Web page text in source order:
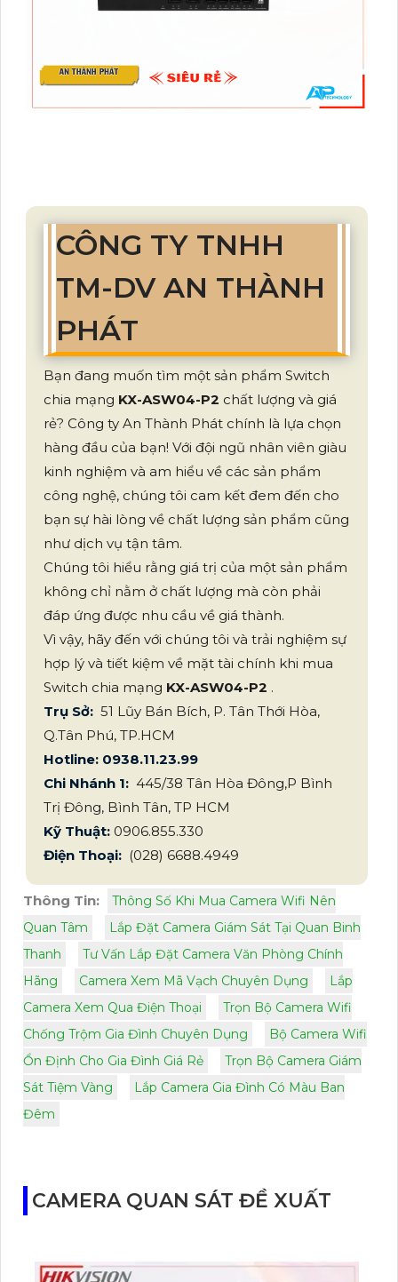
CÔNG TY TNHH
TM-DV AN THÀNH
PHÁT
Bạn đang muốn tìm một sản phẩm Switch
chia mạng KX-ASW04-P2 chất lượng và giá
rẻ? Công ty An Thành Phát chính là lựa chọn
hàng đầu của bạn! Với đội ngũ nhân viên giàu
kinh nghiệm và am hiểu về các sản phẩm
công nghệ, chúng tôi cam kết đem đến cho
bạn sự hài lòng về chất lượng sản phẩm cũng
như dịch vụ tận tâm.
Chúng tôi hiểu rằng giá trị của một sản phẩm
không chỉ nằm ở chất lượng mà còn phải
đáp ứng được nhu cầu về giá thành.
Vì vậy, hãy đến với chúng tôi và trải nghiệm sự
hợp lý và tiết kiệm về mặt tài chính khi mua
Switch chia mạng KX-ASW04-P2 .
Trụ Sở: 51 Lũy Bán Bích, P. Tân Thới Hòa,
Q.Tân Phú, TP.HCM
Hotline: 0938.11.23.99
Chi Nhánh 1: 445/38 Tân Hòa Đông,P Bình
Trị Đông, Bình Tân, TP HCM
Kỹ Thuật: 0906.855.330
Điện Thoại: (028) 6688.4949
Thông Tin:
Thông Số Khi Mua Camera Wifi Nên
Quan Tâm
Lắp Đặt Camera Giám Sát Tại Quan Binh
Thanh
Tư Vấn Lắp Đặt Camera Văn Phòng Chính
Hãng
Camera Xem Mã Vạch Chuyên Dụng
Lắp
Camera Xem Qua Điện Thoại
Trọn Bộ Camera Wifi
Chống Trộm Gia Đình Chuyên Dụng
Bộ Camera Wifi
Ổn Định Cho Gia Đình Giá Rẻ
Trọn Bộ Camera Giám
Sát Tiệm Vàng
Lắp Camera Gia Đình Có Màu Ban
Đêm
CAMERA QUAN SÁT ĐỀ XUẤT